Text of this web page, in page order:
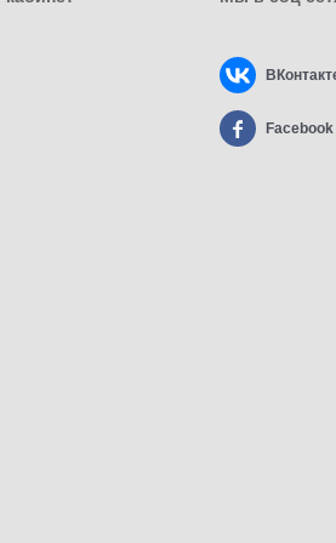
Facebook